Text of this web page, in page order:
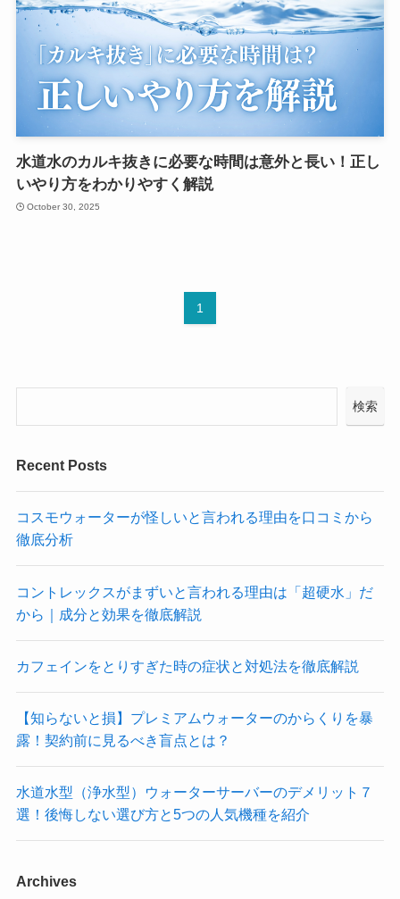
水道水のカルキ抜きに必要な時間は意外と長い！正し
いやり方をわかりやすく解説
October 30, 2025
1
検索
Recent Posts
コスモウォーターが怪しいと言われる理由を口コミから
徹底分析
コントレックスがまずいと言われる理由は「超硬水」だ
から｜成分と効果を徹底解説
カフェインをとりすぎた時の症状と対処法を徹底解説
【知らないと損】プレミアムウォーターのからくりを暴
露！契約前に見るべき盲点とは？
水道水型（浄水型）ウォーターサーバーのデメリット７
選！後悔しない選び方と5つの人気機種を紹介
Archives